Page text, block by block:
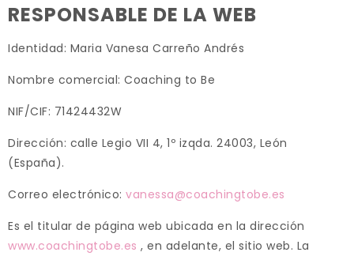
RESPONSABLE DE LA WEB
Identidad: Maria Vanesa Carreño Andrés
Nombre comercial: Coaching to Be
NIF/CIF: 71424432W
Dirección: calle Legio VII 4, 1º izqda. 24003, León
(España).
Correo electrónico: vanessa@coachingtobe.es
Es el titular de página web ubicada en la dirección
www.coachingtobe.es , en adelante, el sitio web. La